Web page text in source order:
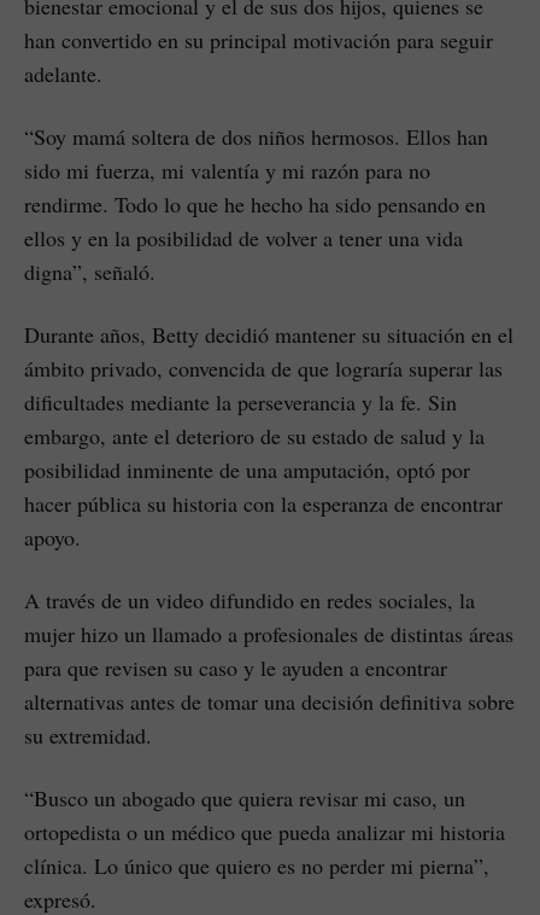
bienestar emocional y el de sus dos hijos, quienes se
han convertido en su principal motivación para seguir
adelante.
“Soy mamá soltera de dos niños hermosos. Ellos han
sido mi fuerza, mi valentía y mi razón para no
rendirme. Todo lo que he hecho ha sido pensando en
ellos y en la posibilidad de volver a tener una vida
digna”, señaló.
Durante años, Betty decidió mantener su situación en el
ámbito privado, convencida de que lograría superar las
dificultades mediante la perseverancia y la fe. Sin
embargo, ante el deterioro de su estado de salud y la
posibilidad inminente de una amputación, optó por
hacer pública su historia con la esperanza de encontrar
apoyo.
A través de un video difundido en redes sociales, la
mujer hizo un llamado a profesionales de distintas áreas
para que revisen su caso y le ayuden a encontrar
alternativas antes de tomar una decisión definitiva sobre
su extremidad.
“Busco un abogado que quiera revisar mi caso, un
ortopedista o un médico que pueda analizar mi historia
clínica. Lo único que quiero es no perder mi pierna”,
expresó.